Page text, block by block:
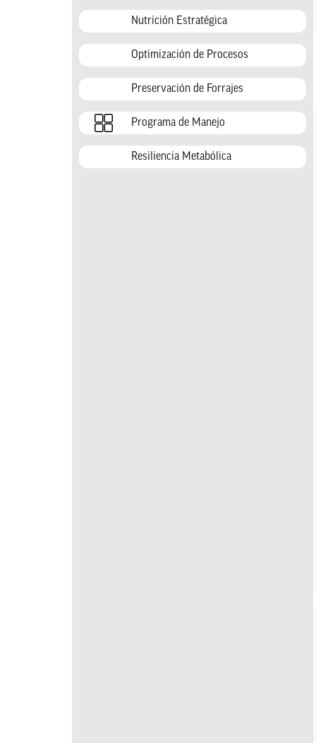
Nutrición Estratégica
Optimización de Procesos
Preservación de Forrajes
Programa de Manejo
Resiliencia Metabólica